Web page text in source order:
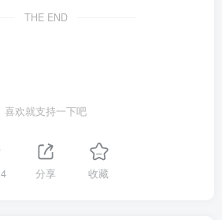
THE END
喜欢就支持一下吧
4 分享 收藏